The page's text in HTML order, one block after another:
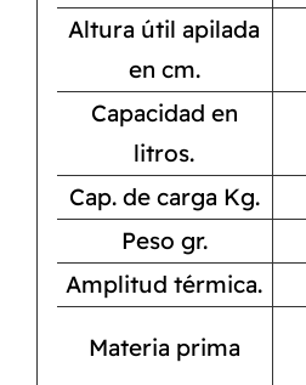
Altura útil apilada
en cm.
Capacidad en
litros.
Cap. de carga Kg.
Peso gr.
Amplitud térmica.
Materia prima